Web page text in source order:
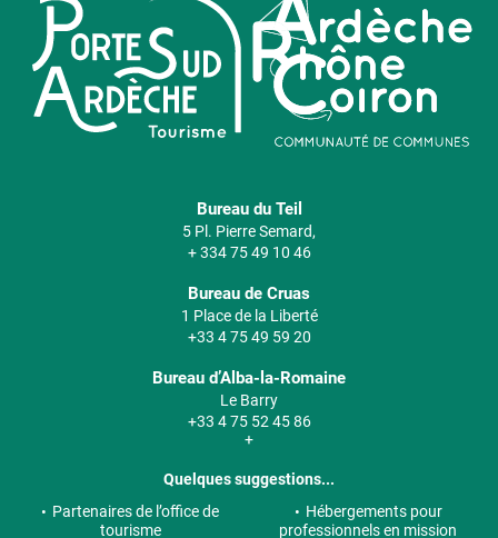
Bureau du Teil
5 Pl. Pierre Semard,
+ 334 75 49 10 46
Bureau de Cruas
1 Place de la Liberté
+33 4 75 49 59 20
Bureau d’Alba-la-Romaine
Le Barry
+33 4 75 52 45 86
+
Quelques suggestions...
Partenaires de l’office de
tourisme
Hébergements pour
professionnels en mission